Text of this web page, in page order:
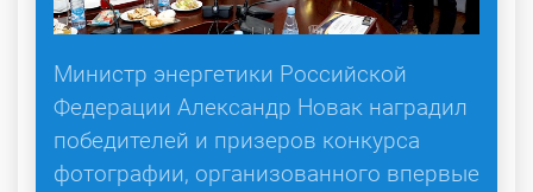
Министр энергетики Российской
Федерации Александр Новак наградил
победителей и призеров конкурса
фотографии, организованного впервые